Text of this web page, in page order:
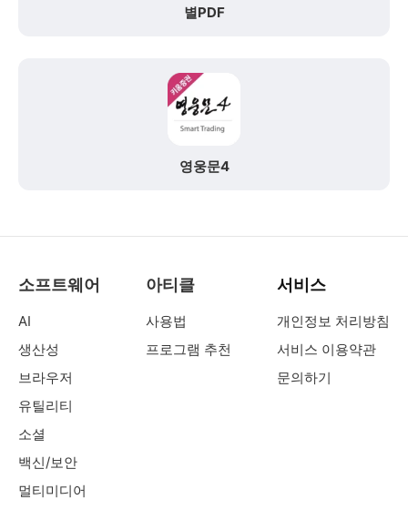
별PDF
영웅문4
소프트웨어
AI
생산성
브라우저
유틸리티
소셜
백신/보안
멀티미디어
아티클
사용법
프로그램 추천
서비스
개인정보 처리방침
서비스 이용약관
문의하기